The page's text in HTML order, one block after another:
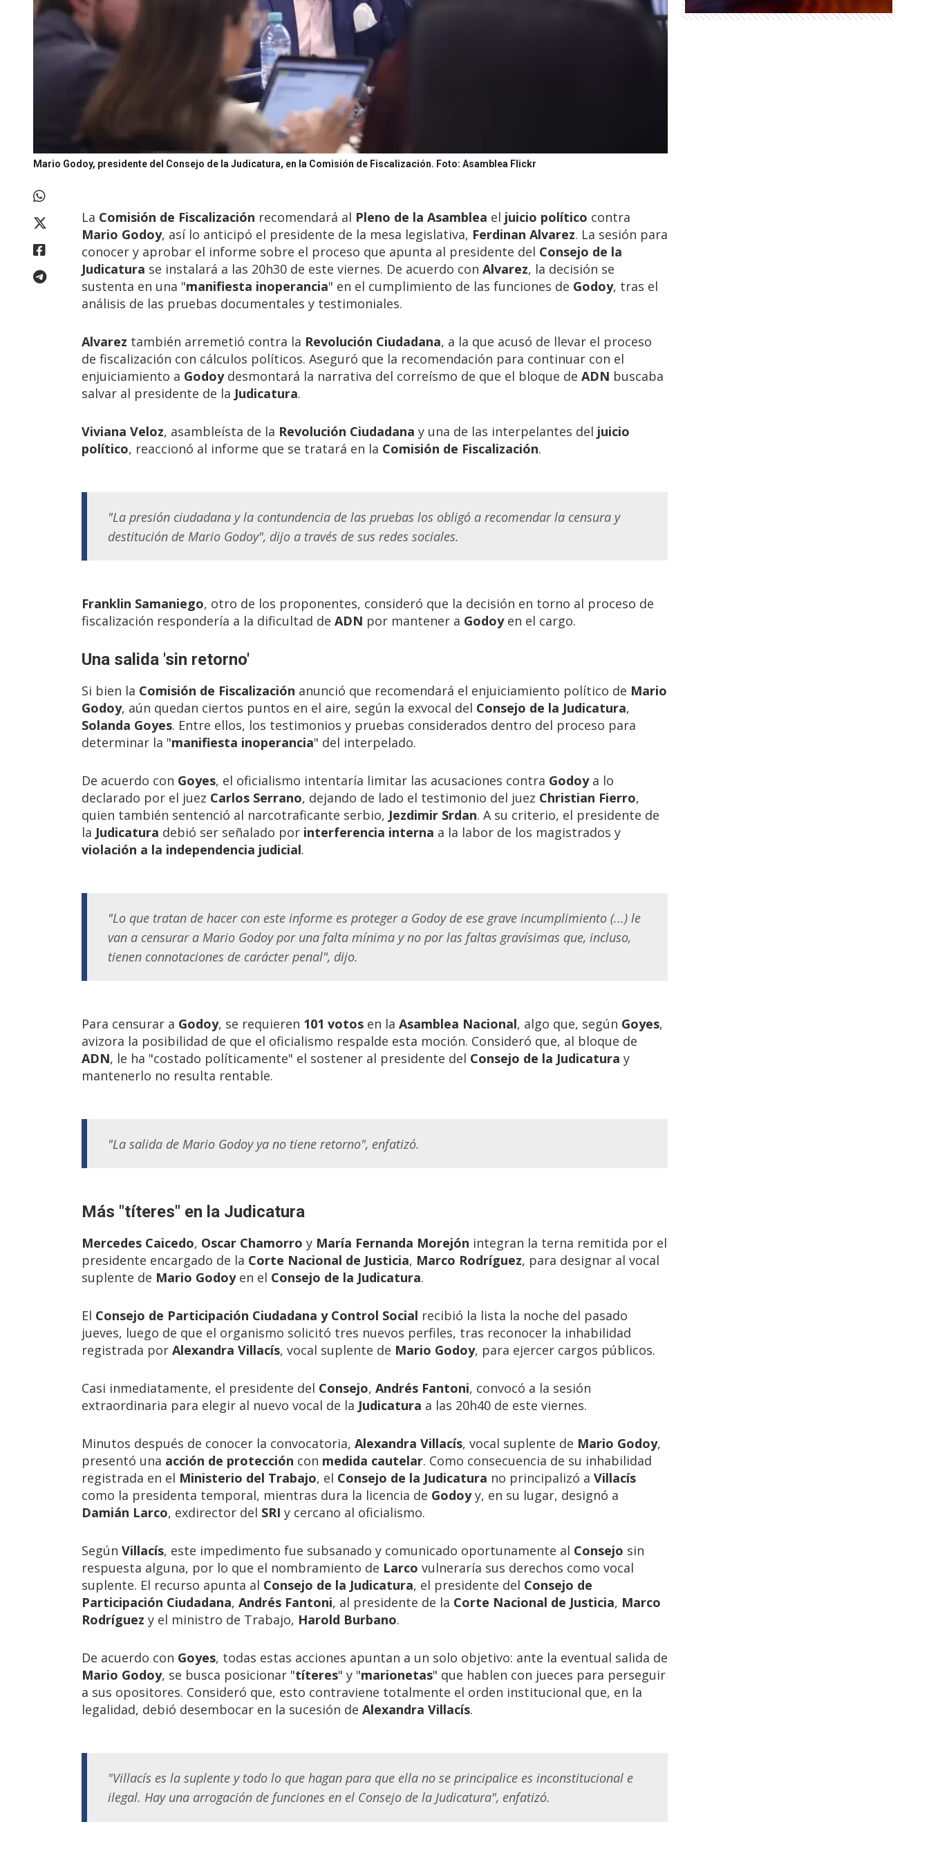
Mario Godoy, presidente del Consejo de la Judicatura, en la Comisión de Fiscalización. Foto: Asamblea Flickr
La Comisión de Fiscalización recomendará al Pleno de la Asamblea el juicio político contra
Mario Godoy, así lo anticipó el presidente de la mesa legislativa, Ferdinan Alvarez. La sesión para
conocer y aprobar el informe sobre el proceso que apunta al presidente del Consejo de la
Judicatura se instalará a las 20h30 de este viernes. De acuerdo con Alvarez, la decisión se
sustenta en una "manifiesta inoperancia" en el cumplimiento de las funciones de Godoy, tras el
análisis de las pruebas documentales y testimoniales.
Alvarez también arremetió contra la Revolución Ciudadana, a la que acusó de llevar el proceso
de fiscalización con cálculos políticos. Aseguró que la recomendación para continuar con el
enjuiciamiento a Godoydesmontará la narrativa del correísmo de que el bloque de ADN buscaba
salvar al presidente de la Judicatura.
Viviana Veloz, asambleísta de la Revolución Ciudadana y una de las interpelantes del juicio
político, reaccionó al informe que se tratará en la Comisión de Fiscalización.
"La presión ciudadana y la contundencia de las pruebas los obligó a recomendar la censura y
destitución de Mario Godoy", dijo a través de sus redes sociales.
Franklin Samaniego, otro de los proponentes, consideró que la decisión en torno al proceso de
fiscalización respondería a la dificultad de ADN por mantener a Godoyen el cargo.
Una salida 'sin retorno'
Si bien la Comisión de Fiscalización anunció que recomendará el enjuiciamiento político de Mario
Godoy, aún quedan ciertos puntos en el aire, según la exvocal del Consejo de la Judicatura,
Solanda Goyes. Entre ellos, los testimonios y pruebas considerados dentro del proceso para
determinar la "manifiesta inoperancia" del interpelado.
De acuerdo con Goyes, el oficialismo intentaría limitar las acusaciones contra Godoya lo
declarado por el juez Carlos Serrano, dejando de lado el testimonio del juez Christian Fierro,
quien también sentenció al narcotraficante serbio, Jezdimir Srdan. A su criterio, el presidente de
la Judicatura debió ser señalado por interferencia interna a la labor de los magistrados y
violación a la independencia judicial.
"Lo que tratan de hacer con este informe es proteger a Godoy de ese grave incumplimiento (...) le
van a censurar a Mario Godoy por una falta mínima y no por las faltas gravísimas que, incluso,
tienen connotaciones de carácter penal", dijo.
Para censurar a Godoy, se requieren 101 votos en la Asamblea Nacional, algo que, según Goyes,
avizora la posibilidad de que el oficialismo respalde esta moción. Consideró que, al bloque de
ADN, le ha "costado políticamente" el sostener al presidente del Consejo de la Judicatura y
mantenerlo no resulta rentable.
"La salida de Mario Godoy ya no tiene retorno", enfatizó.
Más "títeres" en la Judicatura
Mercedes Caicedo, Oscar Chamorro y María Fernanda Morejón integran la terna remitida por el
presidente encargado de la Corte Nacional de Justicia, Marco Rodríguez, para designar al vocal
suplente de Mario Godoyen el Consejo de la Judicatura.
El Consejo de Participación Ciudadana y Control Social recibió la lista la noche del pasado
jueves, luego de que el organismo solicitó tres nuevos perfiles, tras reconocer la inhabilidad
registrada por Alexandra Villacís, vocal suplente de Mario Godoy, para ejercer cargos públicos.
Casi inmediatamente, el presidente del Consejo, Andrés Fantoni, convocó a la sesión
extraordinaria para elegir al nuevo vocal de la Judicatura a las 20h40 de este viernes.
Minutos después de conocer la convocatoria, Alexandra Villacís, vocal suplente de Mario Godoy,
presentó una acción de protección con medida cautelar. Como consecuencia de su inhabilidad
registrada en el Ministerio del Trabajo, el Consejo de la Judicatura no principalizó a Villacís
como la presidenta temporal, mientras dura la licencia de Godoyy, en su lugar, designó a
Damián Larco, exdirector del SRI y cercano al oficialismo.
Según Villacís, este impedimento fue subsanado y comunicado oportunamente al Consejo sin
respuesta alguna, por lo que el nombramiento de Larco vulneraría sus derechos como vocal
suplente. El recurso apunta al Consejo de la Judicatura, el presidente del Consejo de
Participación Ciudadana, Andrés Fantoni, al presidente de la Corte Nacional de Justicia, Marco
Rodríguez y el ministro de Trabajo, Harold Burbano.
De acuerdo con Goyes, todas estas acciones apuntan a un solo objetivo: ante la eventual salida de
Mario Godoy, se busca posicionar "títeres" y "marionetas" que hablen con jueces para perseguir
a sus opositores. Consideró que, esto contraviene totalmente el orden institucional que, en la
legalidad, debió desembocar en la sucesión de Alexandra Villacís.
"Villacís es la suplente y todo lo que hagan para que ella no se principalice es inconstitucional e
ilegal. Hay una arrogación de funciones en el Consejo de la Judicatura", enfatizó.